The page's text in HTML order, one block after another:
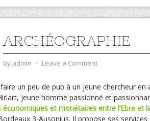
ARCHÉOGRAPHIE
by admin ⋅ Leave a Comment
un peu de pub à un jeune chercheur
Hiriart, jeune homme passionné et
économiques et monétaires entre l’Ebre et
3-Ausonius. Il propose ses services